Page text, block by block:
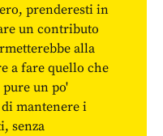
prenderesti in
un contributo
alla
a fare quello che
un po'
mantenere i
senza